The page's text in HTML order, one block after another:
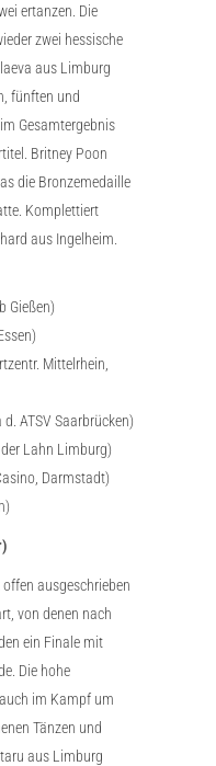
ertanzen. Die
zwei hessische
aus Limburg
fünften und
Gesamtergebnis
Britney Poon
die Bronzemedaille
Komplettiert
aus Ingelheim.
Gießen)
Mittelrhein,
ATSV Saarbrücken)
Lahn Limburg)
Darmstadt)
ausgeschrieben
von denen nach
ein Finale mit
Die hohe
im Kampf um
Tänzen und
aus Limburg